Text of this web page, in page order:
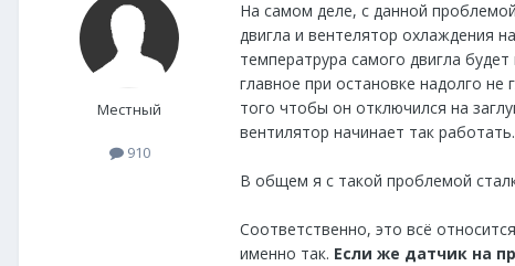
Местный
910
На самом деле, с данной
двигла и вентелятор охлаждения
температрура самого двигла
главное при остановке надолго
того чтобы он отключился на
вентилятор начинает так работать.
В общем я с такой проблемой
Соответственно, это всё
именно так. Если же датчик на